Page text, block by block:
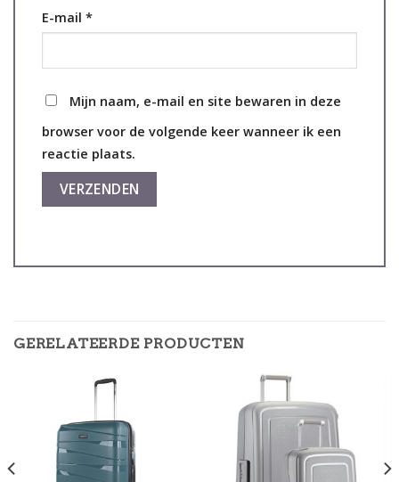
E-mail *
Mijn naam, e-mail en site bewaren in deze
browser voor de volgende keer wanneer ik een
reactie plaats.
GERELATEERDE PRODUCTEN